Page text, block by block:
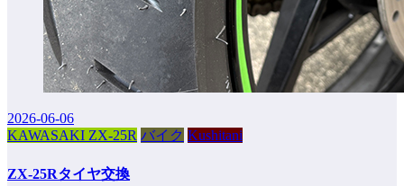
2026-06-06
KAWASAKI ZX-25R バイク Kushitani
ZX-25Rタイヤ交換